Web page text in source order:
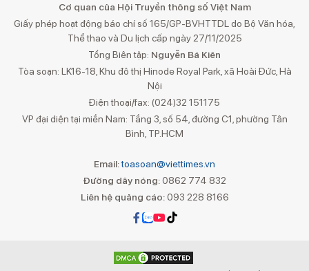
Cơ quan của Hội Truyền thông số Việt Nam
Giấy phép hoạt động báo chí số 165/GP-BVHTTDL do Bộ Văn hóa,
Thể thao và Du lịch cấp ngày 27/11/2025
Tổng Biên tập: Nguyễn Bá Kiên
Tòa soạn: LK16-18, Khu đô thị Hinode Royal Park, xã Hoài Đức, Hà
Nội
Điện thoại/fax: (024)32 151175
VP đại diện tại miền Nam: Tầng 3, số 54, đường C1, phường Tân
Bình, TP.HCM
Email:toasoan@viettimes.vn
Đường dây nóng: 0862 774 832
Liên hệ quảng cáo:093 228 8166